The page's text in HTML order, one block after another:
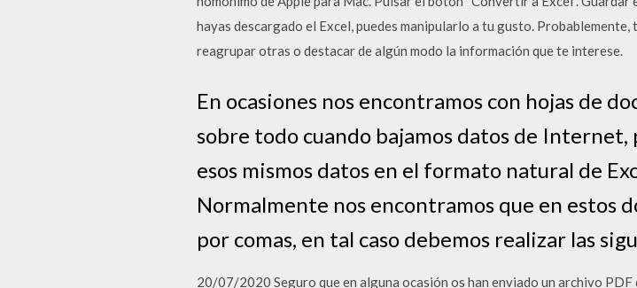
hayas descargado el Excel, puedes manipularlo a tu gusto.
reagrupar otras o destacar de algún modo la información que te interese.
En ocasiones nos encontramos con hojas de
sobre todo cuando bajamos datos de
esos mismos datos en el formato natural de
Normalmente nos encontramos que en estos
por comas, en tal caso debemos realizar las
20/07/2020 Seguro que en alguna ocasión os han enviado un archivo